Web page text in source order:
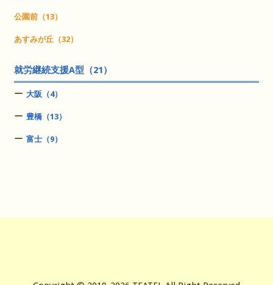
公園前（13）
あすみが丘（32）
就労継続支援A型（21）
大阪（4）
豊橋（13）
富士（9）